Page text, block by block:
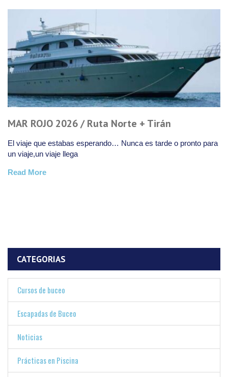
MAR ROJO 2026 / Ruta Norte + Tirán
El viaje que estabas esperando… Nunca es tarde o pronto para
un viaje,un viaje llega
Read More
CATEGORIAS
Cursos de buceo
Escapadas de Buceo
Noticias
Prácticas en Piscina